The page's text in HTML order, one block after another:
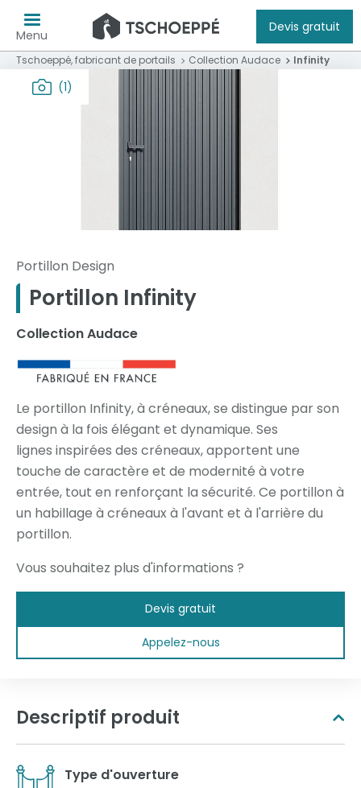
Menu
Devis gratuit
Tschoeppé, fabricant de portails Collection Audace Infinity
(1)
Portillon Design
Portillon Infinity
Collection Audace
Le portillon Infinity, à créneaux, se distingue par son
design à la fois élégant et dynamique. Ses
lignes inspirées des créneaux, apportent une
touche de caractère et de modernité à votre
entrée, tout en renforçant la sécurité. Ce portillon à
un habillage à créneaux à l'avant et à l'arrière du
portillon.
Vous souhaitez plus d'informations ?
Devis gratuit
Appelez-nous
Descriptif produit
Type d'ouverture